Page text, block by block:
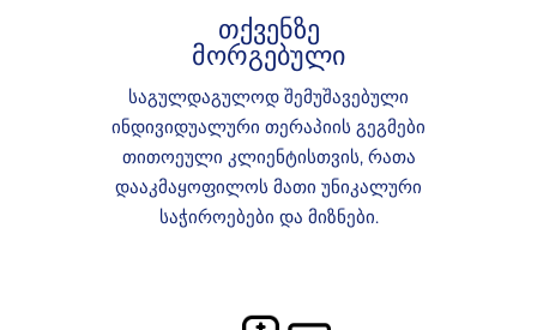
თქვენზე
მორგებული
საგულდაგულოდ შემუშავებული
ინდივიდუალური თერაპიის გეგმები
თითოეული კლიენტისთვის, რათა
დააკმაყოფილოს მათი უნიკალური
საჭიროებები და მიზნები.